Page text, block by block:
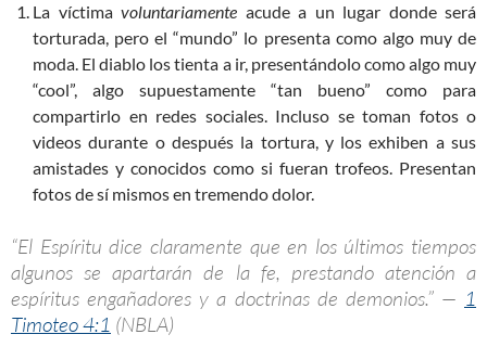
La víctima voluntariamente acude a un lugar donde será
torturada, pero el “mundo” lo presenta como algo muy de
moda. El diablo los tienta a ir, presentándolo como algo muy
“cool”, algo supuestamente “tan bueno” como para
compartirlo en redes sociales. Incluso se toman fotos o
videos durante o después la tortura, y los exhiben a sus
amistades y conocidos como si fueran trofeos. Presentan
fotos de sí mismos en tremendo dolor.
“El Espíritu dice claramente que en los últimos tiempos
algunos se apartarán de la fe, prestando atención a
espíritus engañadores y a doctrinas de demonios.” — 1
Timoteo 4:1 (NBLA)